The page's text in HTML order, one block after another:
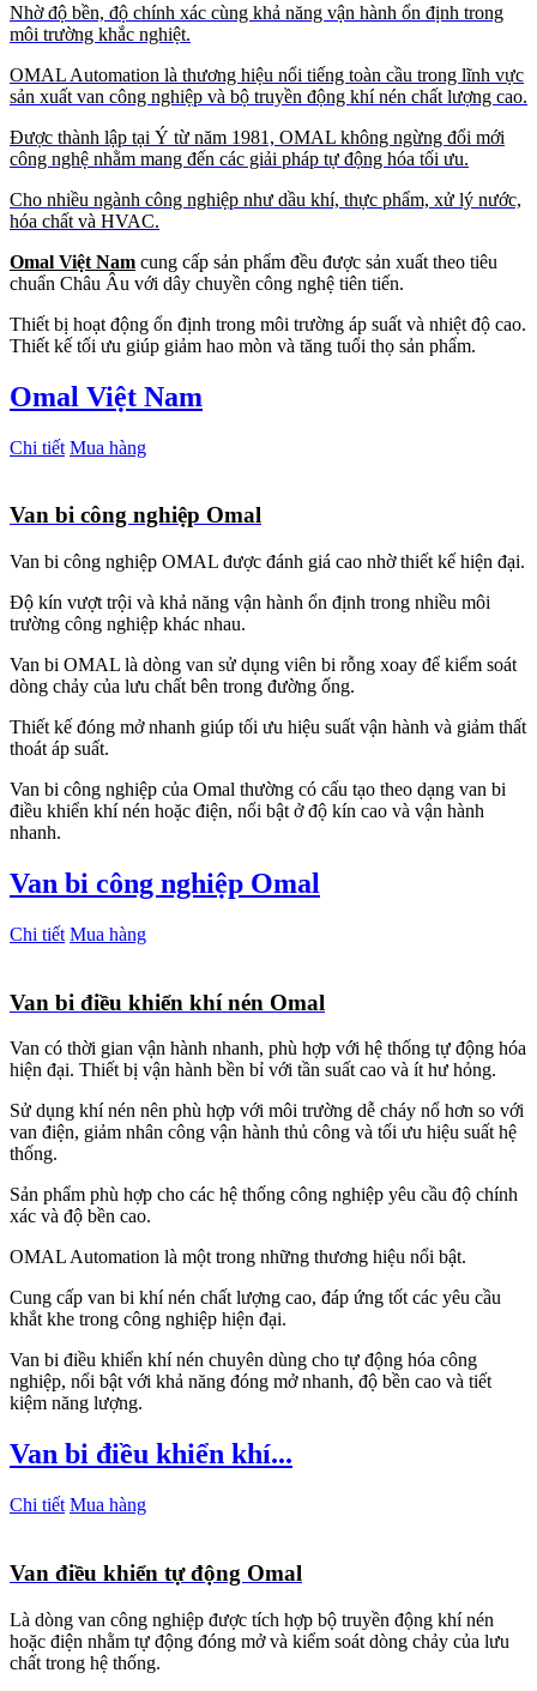
Nhờ độ bền, độ chính xác cùng khả năng vận hành ổn định trong
môi trường khắc nghiệt.
OMAL Automation là thương hiệu nổi tiếng toàn cầu trong lĩnh vực
sản xuất van công nghiệp và bộ truyền động khí nén chất lượng cao.
Được thành lập tại Ý từ năm 1981, OMAL không ngừng đổi mới
công nghệ nhằm mang đến các giải pháp tự động hóa tối ưu.
Cho nhiều ngành công nghiệp như dầu khí, thực phẩm, xử lý nước,
hóa chất và HVAC.
Omal Việt Nam cung cấp sản phẩm đều được sản xuất theo tiêu
chuẩn Châu Âu với dây chuyền công nghệ tiên tiến.
Thiết bị hoạt động ổn định trong môi trường áp suất và nhiệt độ cao.
Thiết kế tối ưu giúp giảm hao mòn và tăng tuổi thọ sản phẩm.
Omal Việt Nam
Chi tiết Mua hàng
Van bi công nghiệp Omal
Van bi công nghiệp OMAL được đánh giá cao nhờ thiết kế hiện đại.
Độ kín vượt trội và khả năng vận hành ổn định trong nhiều môi
trường công nghiệp khác nhau.
Van bi OMAL là dòng van sử dụng viên bi rỗng xoay để kiểm soát
dòng chảy của lưu chất bên trong đường ống.
Thiết kế đóng mở nhanh giúp tối ưu hiệu suất vận hành và giảm thất
thoát áp suất.
Van bi công nghiệp của Omal thường có cấu tạo theo dạng van bi
điều khiển khí nén hoặc điện, nổi bật ở độ kín cao và vận hành
nhanh.
Van bi công nghiệp Omal
Chi tiết Mua hàng
Van bi điều khiển khí nén Omal
Van có thời gian vận hành nhanh, phù hợp với hệ thống tự động hóa
hiện đại. Thiết bị vận hành bền bỉ với tần suất cao và ít hư hỏng.
Sử dụng khí nén nên phù hợp với môi trường dễ cháy nổ hơn so với
van điện, giảm nhân công vận hành thủ công và tối ưu hiệu suất hệ
thống.
Sản phẩm phù hợp cho các hệ thống công nghiệp yêu cầu độ chính
xác và độ bền cao.
OMAL Automation là một trong những thương hiệu nổi bật.
Cung cấp van bi khí nén chất lượng cao, đáp ứng tốt các yêu cầu
khắt khe trong công nghiệp hiện đại.
Van bi điều khiển khí nén chuyên dùng cho tự động hóa công
nghiệp, nổi bật với khả năng đóng mở nhanh, độ bền cao và tiết
kiệm năng lượng.
Van bi điều khiển khí...
Chi tiết Mua hàng
Van điều khiển tự động Omal
Là dòng van công nghiệp được tích hợp bộ truyền động khí nén
hoặc điện nhằm tự động đóng mở và kiểm soát dòng chảy của lưu
chất trong hệ thống.